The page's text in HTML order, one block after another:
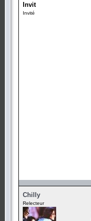
Invit
Invité
Chilly
Relecteur